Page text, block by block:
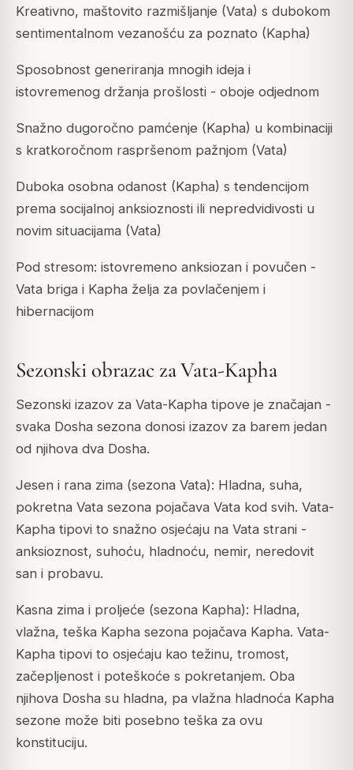
Kreativno, maštovito razmišljanje (Vata) s dubokom
sentimentalnom vezanošću za poznato (Kapha)
Sposobnost generiranja mnogih ideja i
istovremenog držanja prošlosti - oboje odjednom
Snažno dugoročno pamćenje (Kapha) u kombinaciji
s kratkoročnom raspršenom pažnjom (Vata)
Duboka osobna odanost (Kapha) s tendencijom
prema socijalnoj anksioznosti ili nepredvidivosti u
novim situacijama (Vata)
Pod stresom: istovremeno anksiozan i povučen -
Vata briga i Kapha želja za povlačenjem i
hibernacijom
Sezonski obrazac za Vata-Kapha
Sezonski izazov za Vata-Kapha tipove je značajan -
svaka Dosha sezona donosi izazov za barem jedan
od njihova dva Dosha.
Jesen i rana zima (sezona Vata): Hladna, suha,
pokretna Vata sezona pojačava Vata kod svih. Vata-
Kapha tipovi to snažno osjećaju na Vata strani -
anksioznost, suhoću, hladnoću, nemir, neredovit
san i probavu.
Kasna zima i proljeće (sezona Kapha): Hladna,
vlažna, teška Kapha sezona pojačava Kapha. Vata-
Kapha tipovi to osjećaju kao težinu, tromost,
začepljenost i poteškoće s pokretanjem. Oba
njihova Dosha su hladna, pa vlažna hladnoća Kapha
sezone može biti posebno teška za ovu
konstituciju.